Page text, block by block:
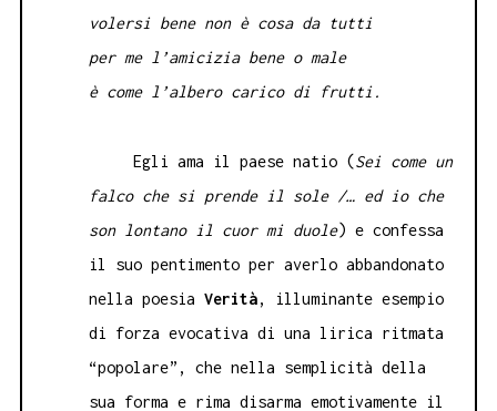
volersi bene non è cosa da tutti
per me l’amicizia bene o male
è come l’albero carico di frutti.
Egli ama il paese natio (Sei come un
falco che si prende il sole /… ed io che
son lontano il cuor mi duole) e confessa
il suo pentimento per averlo abbandonato
nella poesia Verità, illuminante esempio
di forza evocativa di una lirica ritmata
“popolare”, che nella semplicità della
sua forma e rima disarma emotivamente il